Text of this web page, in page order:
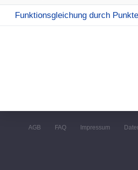
Funktionsgleichung durch
AGB FAQ Impressum